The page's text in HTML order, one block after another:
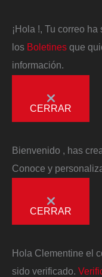
¡Hola !, Tu correo
los Boletines que
información.
CERRAR
Bienvenido
, has
Conoce y
CERRAR
Hola Clementine el
sido verificado.